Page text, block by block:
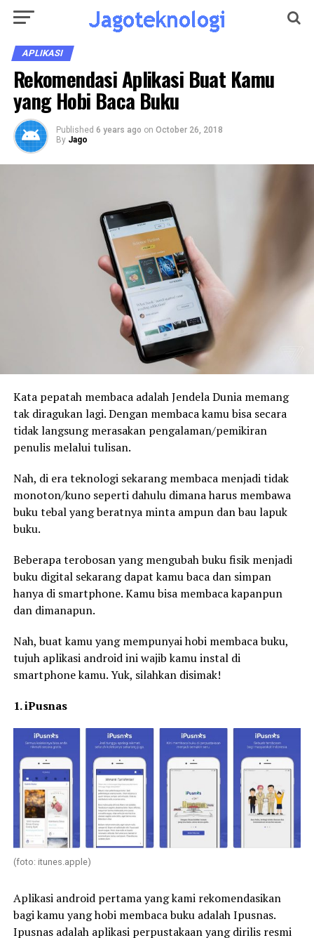
APLIKASI
Rekomendasi Aplikasi Buat Kamu
yang Hobi Baca Buku
Published 6 years ago on October 26, 2018
By Jago
Kata pepatah membaca adalah Jendela Dunia memang
tak diragukan lagi. Dengan membaca kamu bisa secara
tidak langsung merasakan pengalaman/pemikiran
penulis melalui tulisan.
Nah, di era teknologi sekarang membaca menjadi tidak
monoton/kuno seperti dahulu dimana harus membawa
buku tebal yang beratnya minta ampun dan bau lapuk
buku.
Beberapa terobosan yang mengubah buku fisik menjadi
buku digital sekarang dapat kamu baca dan simpan
hanya di smartphone. Kamu bisa membaca kapanpun
dan dimanapun.
Nah, buat kamu yang mempunyai hobi membaca buku,
tujuh aplikasi android ini wajib kamu instal di
smartphone kamu. Yuk, silahkan disimak!
1. iPusnas
(foto: itunes.apple)
Aplikasi android pertama yang kami rekomendasikan
bagi kamu yang hobi membaca buku adalah Ipusnas.
Ipusnas adalah aplikasi perpustakaan yang dirilis resmi